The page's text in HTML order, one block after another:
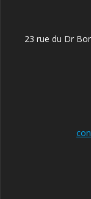
23 rue du Dr